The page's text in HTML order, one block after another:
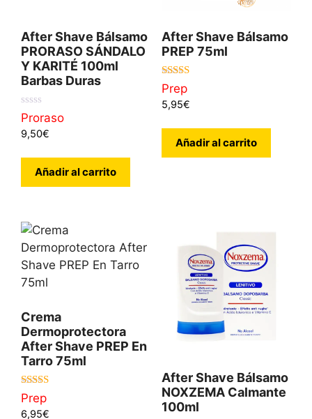
After Shave Bálsamo
PRORASO SÁNDALO
Y KARITÉ 100ml
Barbas Duras
0
d
e
Proraso
9,50€
Añadir al carrito
After Shave Bálsamo
PREP 75ml
5.00
de 5
Prep
5,95€
Añadir al carrito
Crema
Dermoprotectora
After Shave PREP En
Tarro 75ml
4.93
de 5
Prep
6,95€
After Shave Bálsamo
NOXZEMA Calmante
100ml